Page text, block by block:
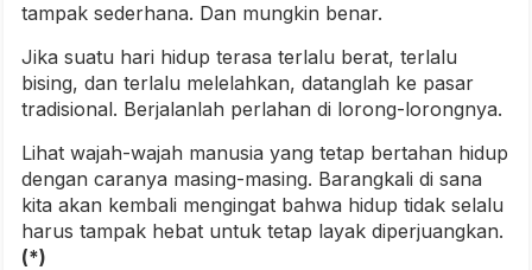
tampak sederhana. Dan mungkin benar.
Jika suatu hari hidup terasa terlalu berat, terlalu
bising, dan terlalu melelahkan, datanglah ke pasar
tradisional. Berjalanlah perlahan di lorong-lorongnya.
Lihat wajah-wajah manusia yang tetap bertahan hidup
dengan caranya masing-masing. Barangkali di sana
kita akan kembali mengingat bahwa hidup tidak selalu
harus tampak hebat untuk tetap layak diperjuangkan.
(*)